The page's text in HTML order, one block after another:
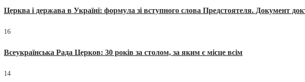
Церква і держава в Україні: формула зі вступного слова Предстоятеля. Документ
16
Всеукраїнська Рада Церков: 30 років за столом, за яким є місце всім
14